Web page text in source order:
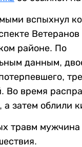
вспыхнул
Ветеранов
районе. По
данным,
Во время
а затем облили
травм мужчина